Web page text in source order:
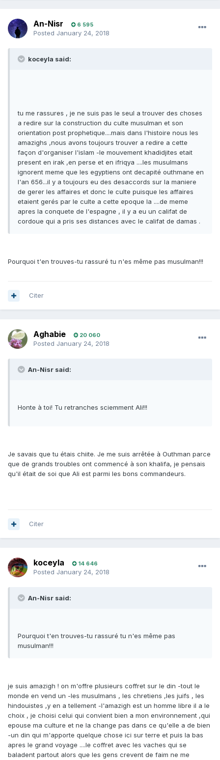
An-Nisr 6 595
Posted January 24, 2018
koceyla said:
tu me rassures , je ne suis pas le seul a trouver des choses
a redire sur la construction du culte musulman et son
orientation post prophetique....mais dans l'histoire nous les
amazighs ,nous avons toujours trouver a redire a cette
façon d'organiser l'islam -le mouvement khadidjites etait
present en irak ,en perse et en ifriqya ....les musulmans
ignorent meme que les egyptiens ont decapité outhmane en
l'an 656...il y a toujours eu des desaccords sur la maniere
de gerer les affaires et donc le culte puisque les affaires
etaient gerés par le culte a cette epoque la ....de meme
apres la conquete de l'espagne , il y a eu un califat de
cordoue qui a pris ses distances avec le califat de damas .
Pourquoi t'en trouves-tu rassuré tu n'es même pas musulman!!!
Citer
Aghabie 20 060
Posted January 24, 2018
An-Nisr said:
Honte à toi! Tu retranches sciemment Ali!!!
Je savais que tu étais chiite. Je me suis arrêtée à Outhman parce
que de grands troubles ont commencé à son khalifa, je pensais
qu'il était de soi que Ali est parmi les bons commandeurs.
Citer
koceyla 14 646
Posted January 24, 2018
An-Nisr said:
Pourquoi t'en trouves-tu rassuré tu n'es même pas
musulman!!!
je suis amazigh ! on m'offre plusieurs coffret sur le din -tout le
monde en vend un -les musulmans , les chretiens ,les juifs , les
hindouistes ,y en a tellement -l'amazigh est un homme libre il a le
choix , je choisi celui qui convient bien a mon environnement ,qui
epouse ma culture et ne la change pas dans ce qu'elle a de bien
-un din qui m'apporte quelque chose ici sur terre et puis la bas
apres le grand voyage ....le coffret avec les vaches qui se
baladent partout alors que les gens crevent de faim ne me